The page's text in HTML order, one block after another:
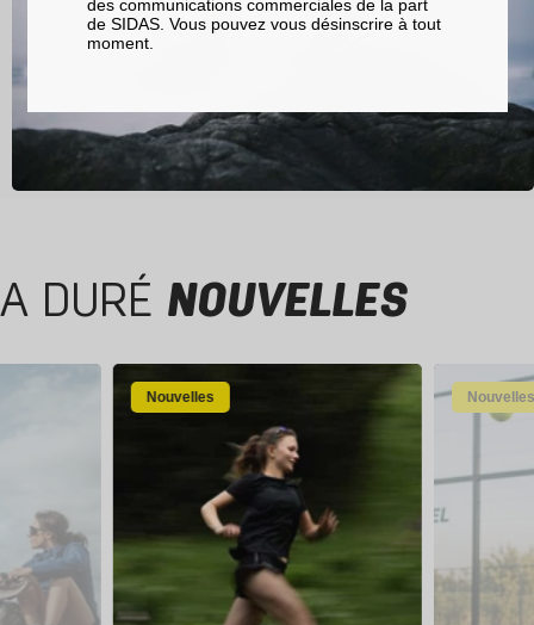
A DURÉ NOUVELLES
Nouvelles Nouvelles
des communications commerciales de la part
de SIDAS. Vous pouvez vous désinscrire à tout
moment.